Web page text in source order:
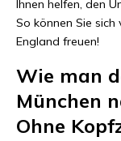
Ihnen helfen, den
So können Sie
England freuen!
Wie man
München
Ohne